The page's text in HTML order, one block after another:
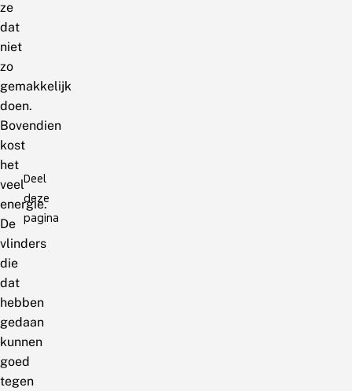
ze
dat
niet
zo
gemakkelijk
doen.
Bovendien
kost
het
veel
energie.
De
vlinders
die
dat
hebben
gedaan
kunnen
goed
tegen
Deel
deze
pagina